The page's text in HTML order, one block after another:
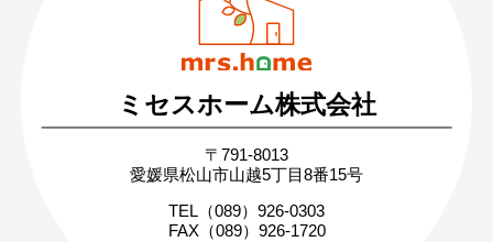
日・祝 9:30 〜 17:30
無料相談・お問い合わせ
まずはお気軽にご相談ください
家づくりの疑問や不安にお答えします
ミセスホーム株式会社
〒791-8013
愛媛県松山市山越5丁目8番15号
TEL（089）926-0303
FAX（089）926-1720